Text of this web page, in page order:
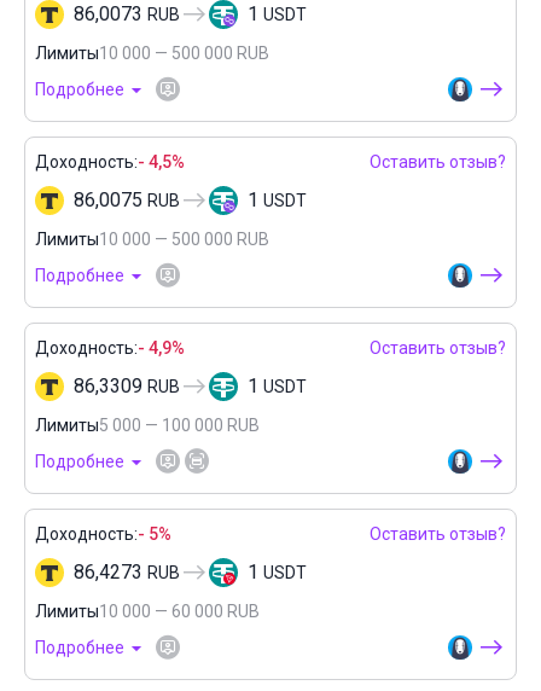
86,0073 RUB 1 USDT
Лимиты10 000 — 500 000 RUB
Подробнее
Доходность:- 4,5% Оставить отзыв?
86,0075 RUB 1 USDT
Лимиты10 000 — 500 000 RUB
Подробнее
Доходность:- 4,9% Оставить отзыв?
86,3309 RUB 1 USDT
Лимиты5 000 — 100 000 RUB
Подробнее
Доходность:- 5% Оставить отзыв?
86,4273 RUB 1 USDT
Лимиты10 000 — 60 000 RUB
Подробнее